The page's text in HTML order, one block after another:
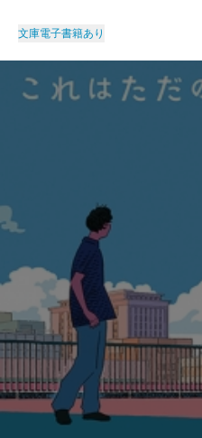
文庫電子書籍あり